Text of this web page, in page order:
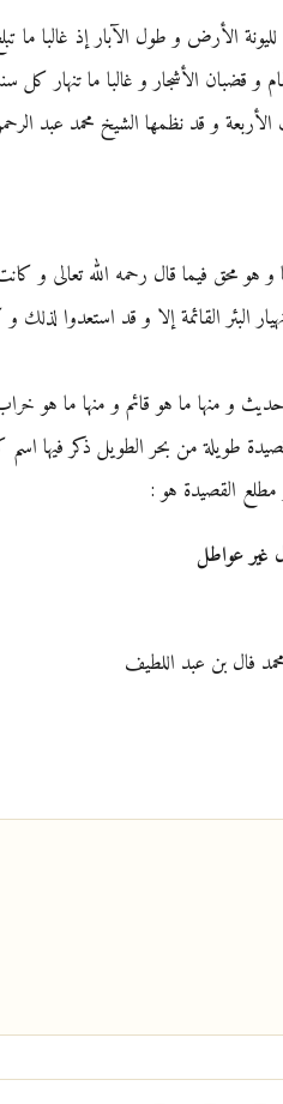
الأرض و طول الآبار إذ غالبا ما
و قضبان الأشجار و غالبا ما تنهار كل
و قد نظمها الشيخ محمد عبد
و هو محق فيما قال رحمه الله تعالى و
البئر القائمة إلا و قد استعدوا لذلك
حديث و منها ما هو قائم و منها ما هو
طويلة من بحر الطويل ذكر فيها
القصيدة هو :
عواطل
فال بن عبد اللطيف